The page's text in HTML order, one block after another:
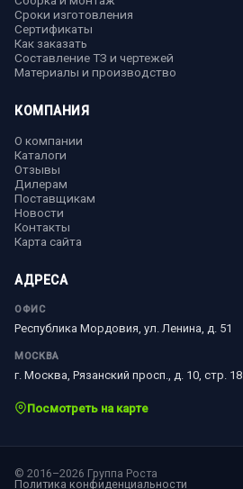
Сроки изготовления
Сертификаты
Как заказать
Составление ТЗ и чертежей
Материалы и производство
КОМПАНИЯ
О компании
Каталоги
Отзывы
Дилерам
Поставщикам
Новости
Контакты
Карта сайта
АДРЕСА
ОФИС
Республика Мордовия, ул. Ленина, д. 51
МОСКВА
г. Москва, Рязанский просп., д. 10, стр. 18
Посмотреть на карте
© 2016–2026 Группа Роста
Политика конфиденциальности